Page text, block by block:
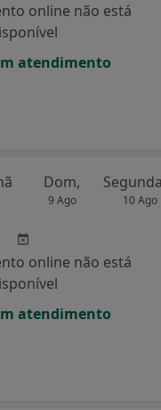
online não está
atendimento
Dom,
9 Ago 10 Ago
online não está
atendimento